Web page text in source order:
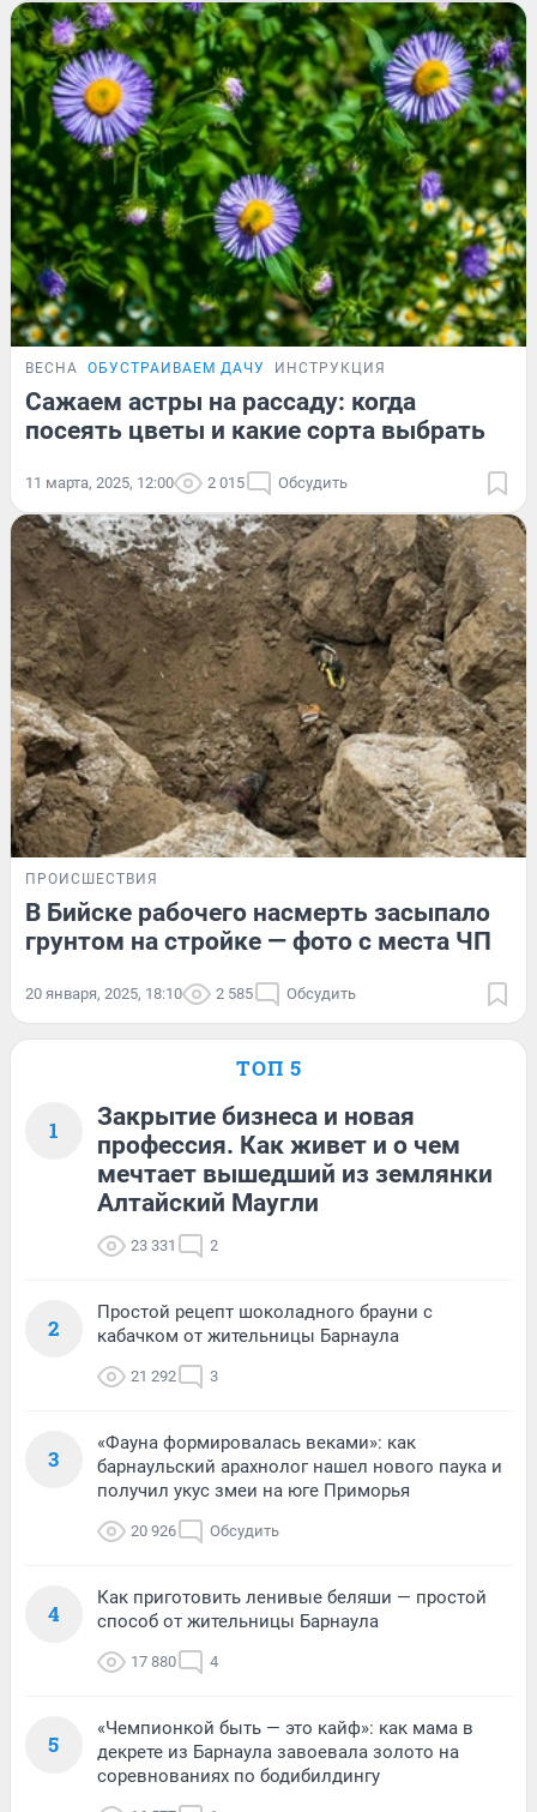
ВЕСНА ОБУСТРАИВАЕМ ДАЧУ ИНСТРУКЦИЯ
Сажаем астры на рассаду: когда
посеять цветы и какие сорта выбрать
11 марта, 2025, 12:00 2 015 Обсудить
ПРОИСШЕСТВИЯ
В Бийске рабочего насмерть засыпало
грунтом на стройке — фото с места ЧП
20 января, 2025, 18:10 2 585 Обсудить
ТОП 5
1
Закрытие бизнеса и новая
профессия. Как живет и о чем
мечтает вышедший из землянки
Алтайский Маугли
23 331 2
2
Простой рецепт шоколадного брауни с
кабачком от жительницы Барнаула
21 292 3
3
«Фауна формировалась веками»: как
барнаульский арахнолог нашел нового паука и
получил укус змеи на юге Приморья
20 926 Обсудить
4
Как приготовить ленивые беляши — простой
способ от жительницы Барнаула
17 880 4
5
«Чемпионкой быть — это кайф»: как мама в
декрете из Барнаула завоевала золото на
соревнованиях по бодибилдингу